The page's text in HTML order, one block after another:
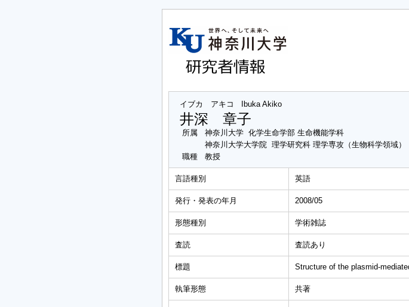
イブカ アキコ Ibuka Akiko
井深 章子
所属
神奈川大学 化学生命学部 生命機能学科
神奈川大学大学院 理学研究科 理学専攻（生物科学領域）
職種
教授
言語種別 英語
発行・発表の年月 2008/05
形態種別 学術雑誌
査読 査読あり
標題 Structure of the plasmid-
執筆形態 共著